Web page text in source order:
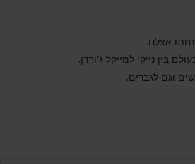
אצלנו.
בין נייקי למייקל ג’ורדן.
וגם לגברים.